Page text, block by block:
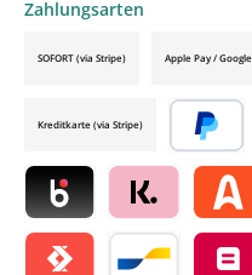
Zahlungsarten
Blik by mollieKlarna by mollie
Alma
SOFORT (via Stripe) Apple Pay /
Kreditkarte (via Stripe)
Später